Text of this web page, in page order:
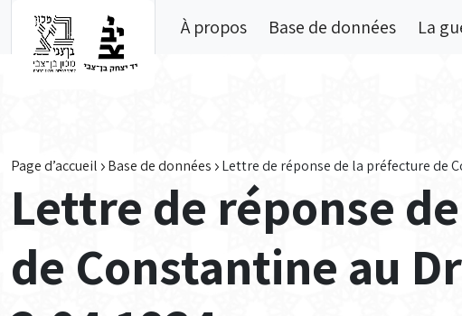
À propos Base de données La
Page d’accueil Base de données Lettre de réponse de la préfecture de
Lettre de réponse
de Constantine au